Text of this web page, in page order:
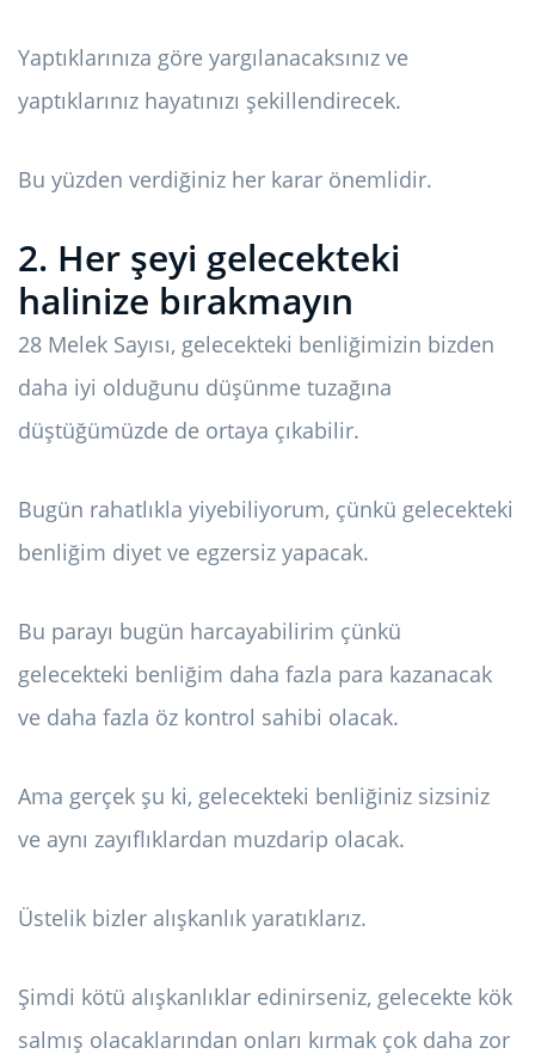
Yaptıklarınıza göre yargılanacaksınız ve
yaptıklarınız hayatınızı şekillendirecek.
Bu yüzden verdiğiniz her karar önemlidir.
2. Her şeyi gelecekteki
halinize bırakmayın
28 Melek Sayısı, gelecekteki benliğimizin bizden
daha iyi olduğunu düşünme tuzağına
düştüğümüzde de ortaya çıkabilir.
Bugün rahatlıkla yiyebiliyorum, çünkü gelecekteki
benliğim diyet ve egzersiz yapacak.
Bu parayı bugün harcayabilirim çünkü
gelecekteki benliğim daha fazla para kazanacak
ve daha fazla öz kontrol sahibi olacak.
Ama gerçek şu ki, gelecekteki benliğiniz sizsiniz
ve aynı zayıflıklardan muzdarip olacak.
Üstelik bizler alışkanlık yaratıklarız.
Şimdi kötü alışkanlıklar edinirseniz, gelecekte kök
salmış olacaklarından onları kırmak çok daha zor